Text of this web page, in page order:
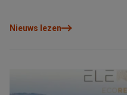
te beschermen en te laten
Nieuws lezen